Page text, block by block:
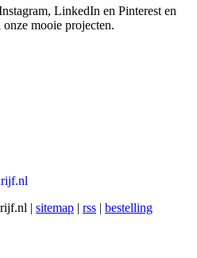
LinkedIn en Pinterest en
mooie projecten.
| sitemap | rss | bestelling